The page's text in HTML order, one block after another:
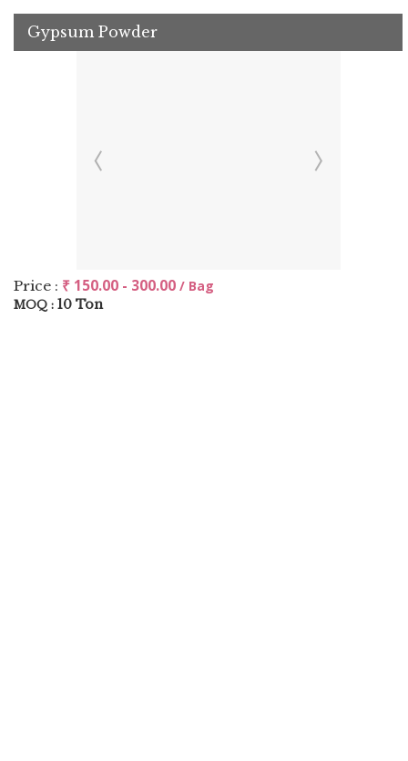
Gypsum Powder
Price : ₹ 150.00 - 300.00 / Bag
MOQ : 10 Ton